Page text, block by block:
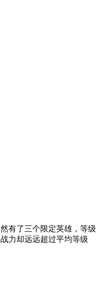
有了三个限定英雄，等级
力却远远超过平均等级